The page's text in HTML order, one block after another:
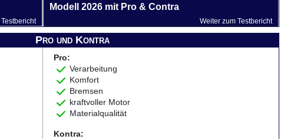
Modell 2026 mit Pro & Contra
Weiter zum Testbericht
Pro und Kontra
Pro:
Verarbeitung
Komfort
Bremsen
kraftvoller Motor
Materialqualität
Kontra: